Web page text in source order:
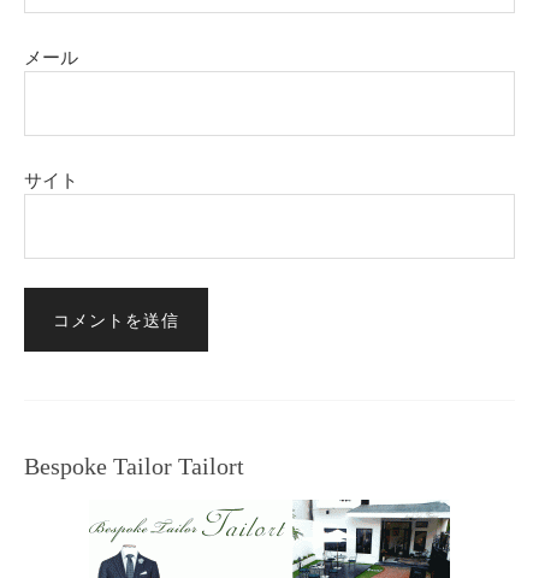
メール
サイト
Bespoke Tailor Tailort